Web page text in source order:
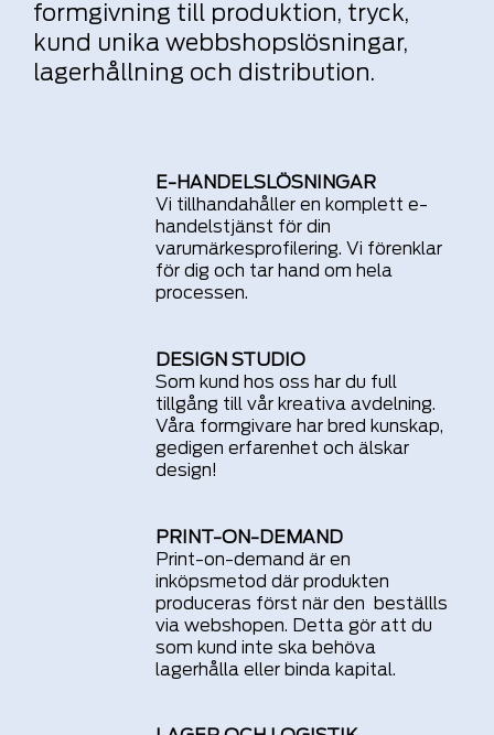
formgivning till produktion, tryck,
kund unika webbshopslösningar,
lagerhållning och distribution.
E-HANDELSLÖSNINGAR
Vi tillhandahåller en komplett e-
handelstjänst för din
varumärkesprofilering. Vi förenklar
för dig och tar hand om hela
processen.
DESIGN STUDIO
Som kund hos oss har du full
tillgång till vår kreativa avdelning.
Våra formgivare har bred kunskap,
gedigen erfarenhet och älskar
design!
PRINT-ON-DEMAND
Print-on-demand är en
inköpsmetod där produkten
produceras först när den beställls
via webshopen. Detta gör att du
som kund inte ska behöva
lagerhålla eller binda kapital.